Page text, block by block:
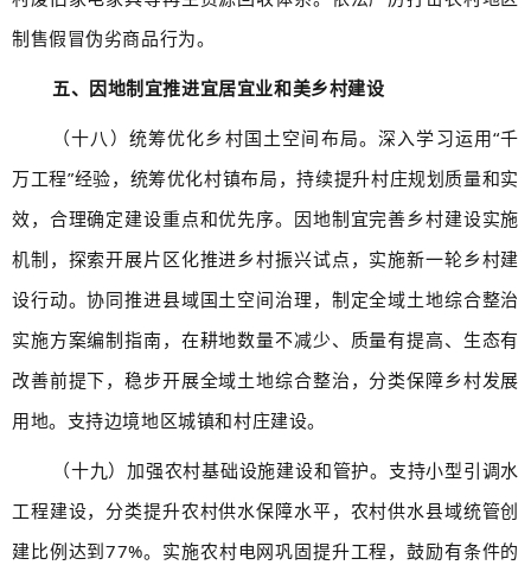
制售假冒伪劣商品行为。
五、因地制宜推进宜居宜业和美乡村建设
（十八）统筹优化乡村国土空间布局。深入学习运用“千
万工程”经验，统筹优化村镇布局，持续提升村庄规划质量和实
效，合理确定建设重点和优先序。因地制宜完善乡村建设实施
机制，探索开展片区化推进乡村振兴试点，实施新一轮乡村建
设行动。协同推进县域国土空间治理，制定全域土地综合整治
实施方案编制指南，在耕地数量不减少、质量有提高、生态有
改善前提下，稳步开展全域土地综合整治，分类保障乡村发展
用地。支持边境地区城镇和村庄建设。
（十九）加强农村基础设施建设和管护。支持小型引调水
工程建设，分类提升农村供水保障水平，农村供水县域统管创
建比例达到77%。实施农村电网巩固提升工程，鼓励有条件的